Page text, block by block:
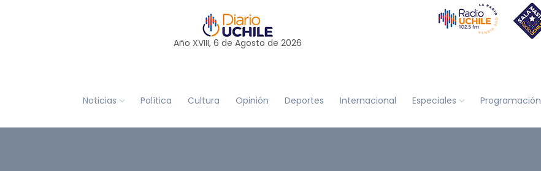
Año XVIII, 6 de Agosto de 2026
Noticias Política Cultura Opinión Deportes Internacional Especiales Programación